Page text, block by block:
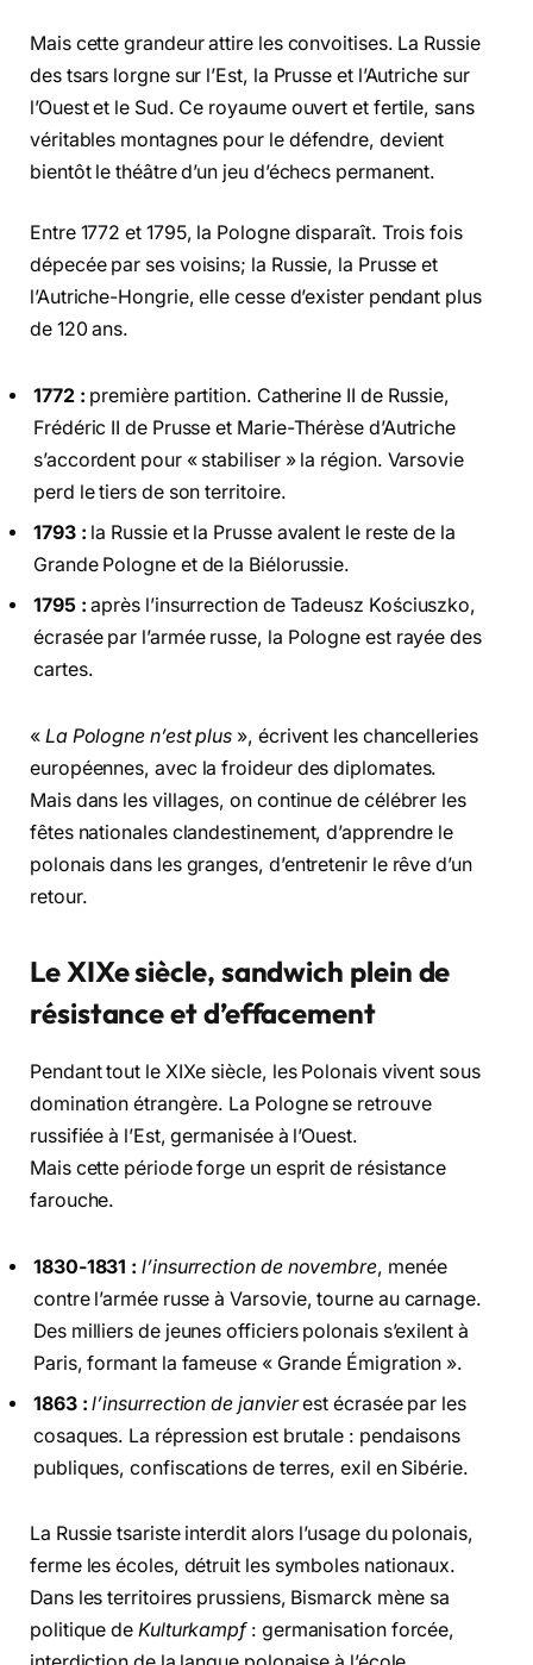
Mais cette grandeur attire les convoitises. La Russie
des tsars lorgne sur l’Est, la Prusse et l’Autriche sur
l’Ouest et le Sud. Ce royaume ouvert et fertile, sans
véritables montagnes pour le défendre, devient
bientôt le théâtre d’un jeu d’échecs permanent.
Entre 1772 et 1795, la Pologne disparaît. Trois fois
dépecée par ses voisins; la Russie, la Prusse et
l’Autriche-Hongrie, elle cesse d’exister pendant plus
de 120 ans.
1772 : première partition. Catherine II de Russie,
Frédéric II de Prusse et Marie-Thérèse d’Autriche
s’accordent pour « stabiliser » la région. Varsovie
perd le tiers de son territoire.
1793 : la Russie et la Prusse avalent le reste de la
Grande Pologne et de la Biélorussie.
1795 : après l’insurrection de Tadeusz Kościuszko,
écrasée par l’armée russe, la Pologne est rayée des
cartes.
« La Pologne n’est plus », écrivent les chancelleries
européennes, avec la froideur des diplomates.
Mais dans les villages, on continue de célébrer les
fêtes nationales clandestinement, d’apprendre le
polonais dans les granges, d’entretenir le rêve d’un
retour.
Le XIXe siècle, sandwich plein de
résistance et d’effacement
Pendant tout le XIXe siècle, les Polonais vivent sous
domination étrangère. La Pologne se retrouve
russifiée à l’Est, germanisée à l’Ouest.
Mais cette période forge un esprit de résistance
farouche.
1830-1831 : l’insurrection de novembre, menée
contre l’armée russe à Varsovie, tourne au carnage.
Des milliers de jeunes officiers polonais s’exilent à
Paris, formant la fameuse « Grande Émigration ».
1863 : l’insurrection de janvierest écrasée par les
cosaques. La répression est brutale : pendaisons
publiques, confiscations de terres, exil en Sibérie.
La Russie tsariste interdit alors l’usage du polonais,
ferme les écoles, détruit les symboles nationaux.
Dans les territoires prussiens, Bismarck mène sa
politique de Kulturkampf: germanisation forcée,